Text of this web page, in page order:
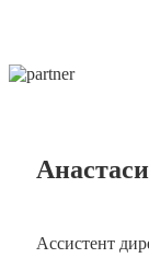
Ассистент